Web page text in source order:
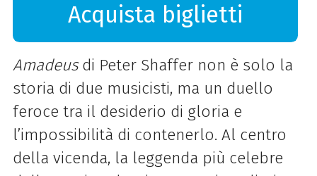
Acquista biglietti
Amadeusdi Peter Shaffer non è solo la
storia di due musicisti, ma un duello
feroce tra il desiderio di gloria e
l’impossibilità di contenerlo. Al centro
della vicenda, la leggenda più celebre